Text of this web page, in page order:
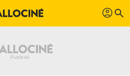
profil search